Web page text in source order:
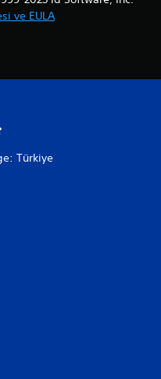
ve EULA
Türkiye